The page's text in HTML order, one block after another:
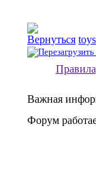
Правила
Важная
Форум